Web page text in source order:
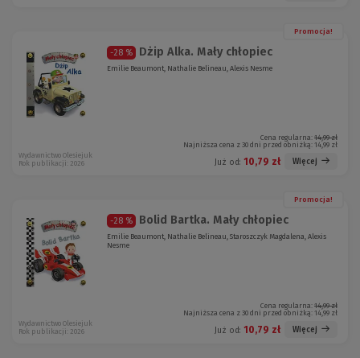
Promocja!
-28 % Dżip Alka. Mały chłopiec
Emilie Beaumont, Nathalie Belineau, Alexis Nesme
Cena regularna: 14,99 zł
Najniższa cena z 30 dni przed obniżką: 14,99 zł
Już od: 10,79 zł Więcej
Wydawnictwo Olesiejuk
Rok publikacji: 2026
Promocja!
-28 % Bolid Bartka. Mały chłopiec
Emilie Beaumont, Nathalie Belineau, Staroszczyk Magdalena, Alexis
Nesme
Cena regularna: 14,99 zł
Najniższa cena z 30 dni przed obniżką: 14,99 zł
Już od: 10,79 zł Więcej
Wydawnictwo Olesiejuk
Rok publikacji: 2026